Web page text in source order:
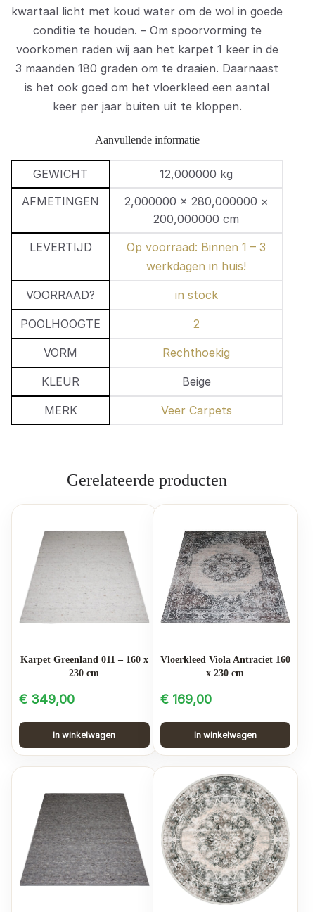
kwartaal licht met koud water om de wol in goede
conditie te houden. – Om spoorvorming te
voorkomen raden wij aan het karpet 1 keer in de
3 maanden 180 graden om te draaien. Daarnaast
is het ook goed om het vloerkleed een aantal
keer per jaar buiten uit te kloppen.
Aanvullende informatie
GEWICHT
12,000000 kg
AFMETINGEN
2,000000 × 280,000000 ×
200,000000 cm
LEVERTIJD
Op voorraad: Binnen 1 – 3
werkdagen in huis!
VOORRAAD? in stock
POOLHOOGTE 2
VORM Rechthoekig
KLEUR Beige
MERK Veer Carpets
Gerelateerde producten
Karpet Greenland 011 – 160 x
230 cm
€ 349,00
In winkelwagen
Vloerkleed Viola Antraciet 160
x 230 cm
€169,00
In winkelwagen